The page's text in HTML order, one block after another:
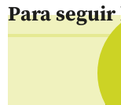
Para